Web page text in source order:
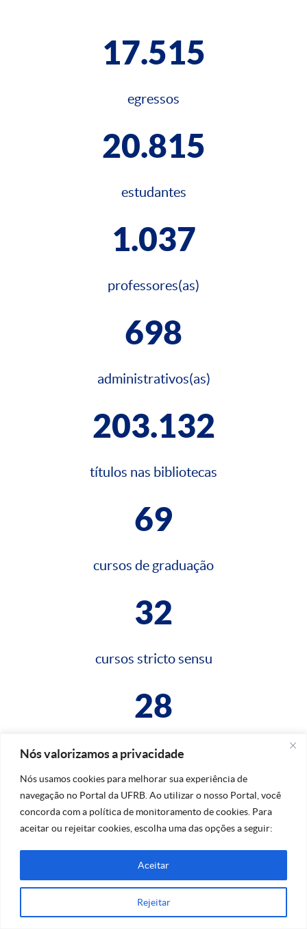
Nós valorizamos a privacidade
Nós usamos cookies para melhorar sua experiência de
navegação no Portal da UFRB. Ao utilizar o nosso Portal, você
concorda com a política de monitoramento de cookies. Para
aceitar ou rejeitar cookies, escolha uma das opções a seguir:
Rejeitar
Aceitar
17.515
egressos
20.815
estudantes
1.037
professores(as)
698
administrativos(as)
203.132
títulos nas bibliotecas
69
cursos de graduação
32
cursos stricto sensu
28
cursos lato sensu
Na dúvida, fale conosco!